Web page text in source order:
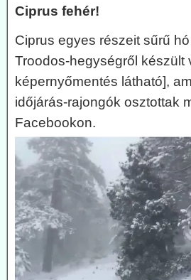
Ciprus fehér!
Ciprus egyes részeit sűrű
Troodos-hegységről készült
képernyőmentés látható],
időjárás-rajongók osztottak
Facebookon.